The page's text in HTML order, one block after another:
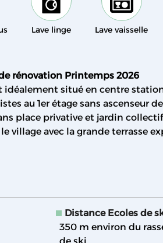
Lave linge Lave vaisselle
rénovation Printemps 2026
situé en centre
au 1er étage sans ascenseur
place privative et jardin collectif
village avec la grande terrasse
Distance Ecoles de
350 m environ du